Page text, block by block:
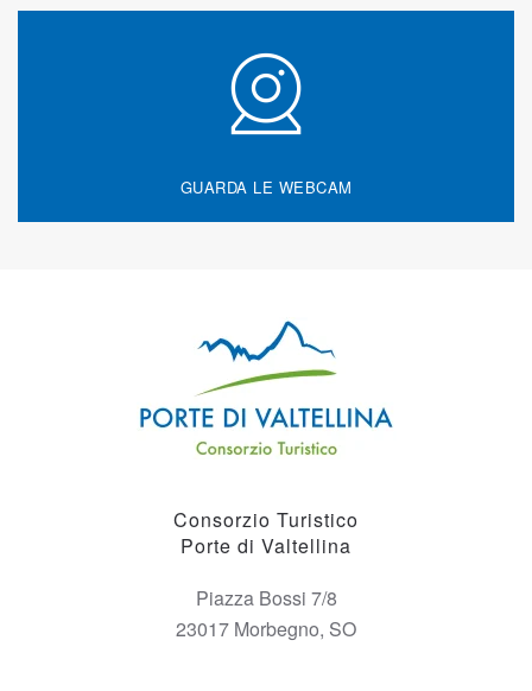
GUARDA LE WEBCAM
Consorzio Turistico
Porte di Valtellina
Piazza Bossi 7/8
23017 Morbegno, SO